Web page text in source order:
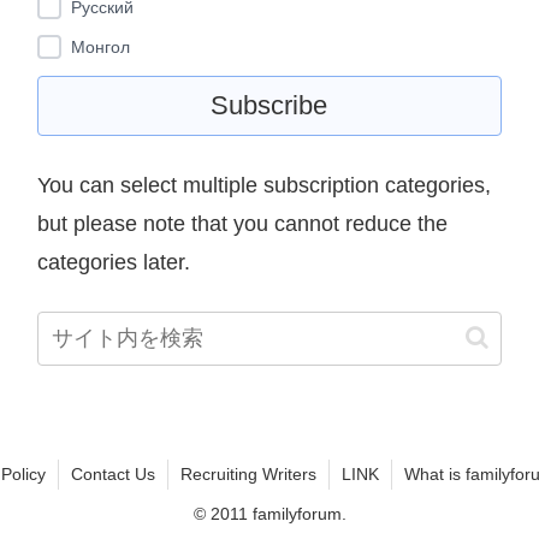
Pусский
Монгол
You can select multiple subscription categories,
but please note that you cannot reduce the
categories later.
Contact Us Recruiting Writers LINK What is
© 2011 familyforum.